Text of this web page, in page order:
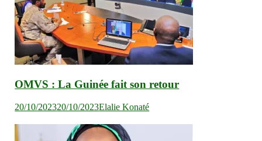
OMVS : La Guinée fait son retour
20/10/202320/10/2023Elalie Konaté